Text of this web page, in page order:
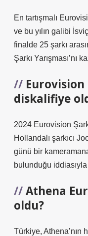
En tartışmalı
ve bu yılın galibi
finalde 25 şarkı
Şarkı Yarışması’nı
Eurovision
diskalifiye
2024 Eurovision
Hollandalı şarkıcı
günü bir
bulunduğu
Athena
oldu?
Türkiye, Athena’nın